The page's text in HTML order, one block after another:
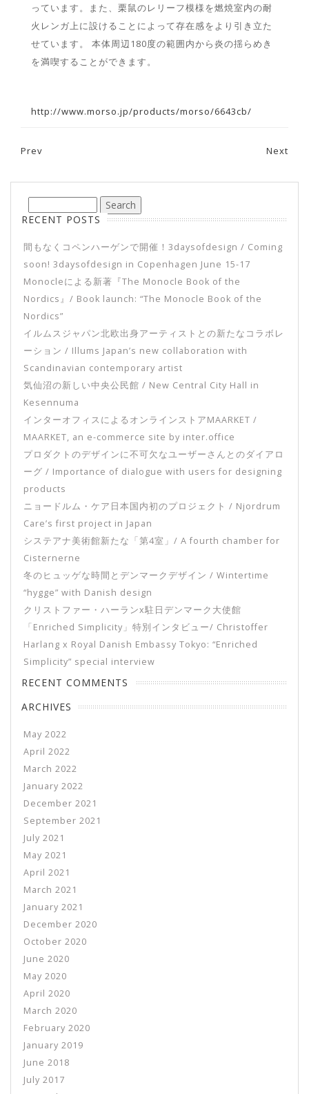
っています。また、栗鼠のレリーフ模様を燃焼室内の耐
火レンガ上に設けることによって存在感をより引き立た
せています。 本体周辺180度の範囲内から炎の揺らめき
を満喫することができます。
http://www.morso.jp/products/morso/6643cb/
Prev Next
RECENT POSTS
間もなくコペンハーゲンで開催！3daysofdesign / Coming
soon! 3daysofdesign in Copenhagen June 15-17
Monocleによる新著『The Monocle Book of the
Nordics』/ Book launch: “The Monocle Book of the
Nordics”
イルムスジャパン北欧出身アーティストとの新たなコラボレ
ーション / Illums Japan’s new collaboration with
Scandinavian contemporary artist
気仙沼の新しい中央公民館 / New Central City Hall in
Kesennuma
インターオフィスによるオンラインストアMAARKET /
MAARKET, an e-commerce site by inter.office
プロダクトのデザインに不可欠なユーザーさんとのダイアロ
ーグ / Importance of dialogue with users for designing
products
ニョードルム・ケア日本国内初のプロジェクト / Njordrum
Care’s first project in Japan
システアナ美術館新たな「第4室」/ A fourth chamber for
Cisternerne
冬のヒュッゲな時間とデンマークデザイン / Wintertime
“hygge” with Danish design
クリストファー・ハーランx駐日デンマーク大使館
「Enriched Simplicity」特別インタビュー/ Christoffer
Harlang x Royal Danish Embassy Tokyo: “Enriched
Simplicity” special interview
RECENT COMMENTS
ARCHIVES
May 2022
April 2022
March 2022
January 2022
December 2021
September 2021
July 2021
May 2021
April 2021
March 2021
January 2021
December 2020
October 2020
June 2020
May 2020
April 2020
March 2020
February 2020
January 2019
June 2018
July 2017